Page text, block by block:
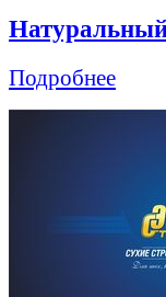
Подробнее